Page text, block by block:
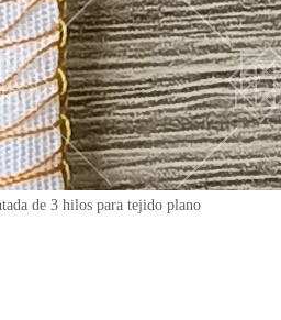
de 3 hilos para tejido plano